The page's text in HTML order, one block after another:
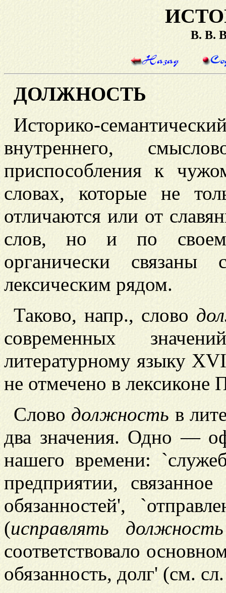
В. В.
ДОЛЖНОСТЬ
Историко-
внутреннего,
приспособления к
словах, которые не
отличаются или от
слов, но и по
органически связаны
лексическим рядом.
Таково, напр., слово
современных
литературному языку
не отмечено в лексиконе
Слово должность в
два значения. Одно —
нашего времени:
предприятии,
обязанностей',
(исправлять должность
соответствовало
обязанность, долг' (см.